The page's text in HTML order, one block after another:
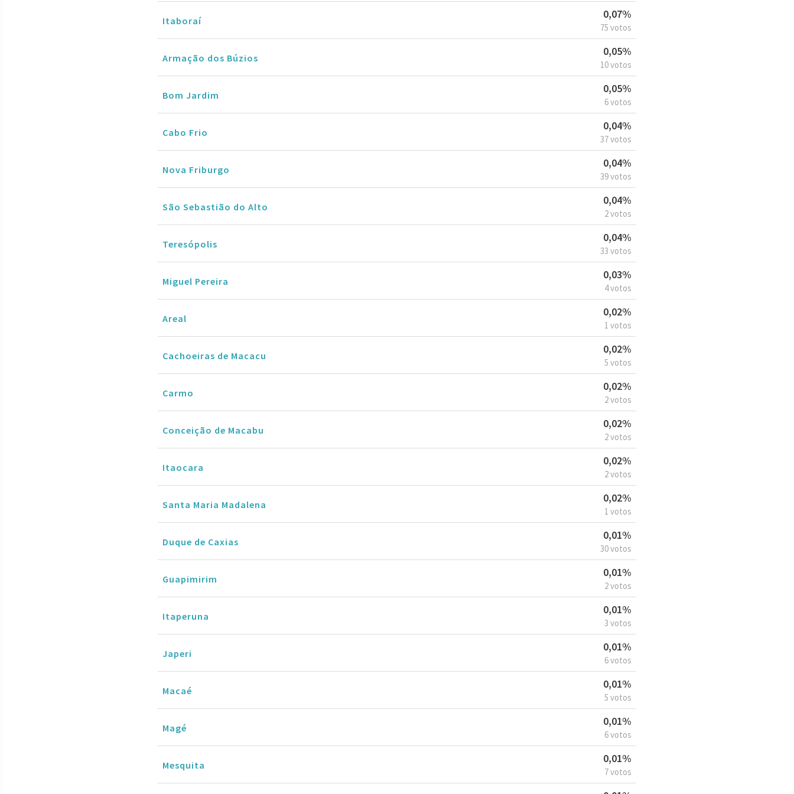
Itaboraí
0,07%
75 votos
Armação dos Búzios
0,05%
10 votos
Bom Jardim
0,05%
6 votos
Cabo Frio
0,04%
37 votos
Nova Friburgo
0,04%
39 votos
São Sebastião do Alto
0,04%
2 votos
Teresópolis
0,04%
33 votos
Miguel Pereira
0,03%
4 votos
Areal
0,02%
1 votos
Cachoeiras de Macacu
0,02%
5 votos
Carmo
0,02%
2 votos
Conceição de Macabu
0,02%
2 votos
Itaocara
0,02%
2 votos
Santa Maria Madalena
0,02%
1 votos
Duque de Caxias
0,01%
30 votos
Guapimirim
0,01%
2 votos
Itaperuna
0,01%
3 votos
Japeri
0,01%
6 votos
Macaé
0,01%
5 votos
Magé
0,01%
6 votos
Mesquita
0,01%
7 votos